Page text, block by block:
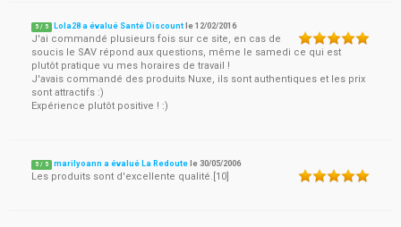
5 / 5 Lola28 a évalué Santé Discount le12/02/2016
J'ai commandé plusieurs fois sur ce site, en cas de
soucis le SAV répond aux questions, même le samedi ce qui est
plutôt pratique vu mes horaires de travail !
J'avais commandé des produits Nuxe, ils sont authentiques et les prix
sont attractifs :)
Expérience plutôt positive ! :)
5 / 5 marilyoann a évalué La Redoute le30/05/2006
Les produits sont d'excellente qualité.[10]